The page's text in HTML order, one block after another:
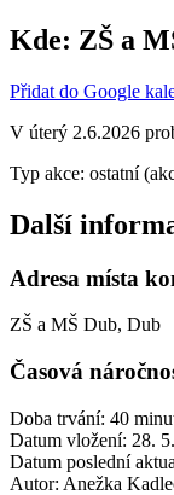
Kde: ZŠ a
Přidat do Google
V úterý 2.6.2026
Typ akce: ostatní
Další
Adresa místa
ZŠ a MŠ Dub, Dub
Časová
Doba trvání: 40
Datum vložení: 28.
Datum poslední
Autor: Anežka